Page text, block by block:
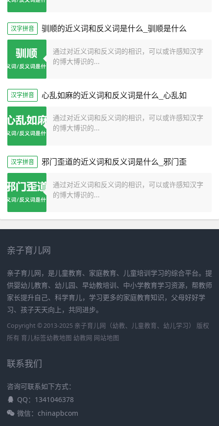
汉字拼音 驯顺的近义词和反义词是什么_驯顺是什么
通过对近义词和反义词的相识，可以或许感知汉字
的博大博识的...
汉字拼音 心乱如麻的近义词和反义词是什么_心乱如
通过对近义词和反义词的相识，可以或许感知汉字
的博大博识的...
汉字拼音 邪门歪道的近义词和反义词是什么_邪门歪
通过对近义词和反义词的相识，可以或许感知汉字
的博大博识的...
亲子育儿网
亲子育儿网，是儿童教育、家庭教育、儿童培训学习的综合平台。提
供婴幼儿教育、幼儿园、早幼教培训、中小学教育学习资源，帮教师
家长提升自己、科学育儿，学习更多的家庭教育知识，父母好好学
习、孩子天天向上，共同进步。
Copyright © 2013-2025 亲子育儿网（幼教、儿童教育、幼儿学习） 版权
所有 育儿标签幼教地图 幼教网 网站地图
联系我们
咨询可联系如下方式：
QQ：1341046378
微信：chinapbcom